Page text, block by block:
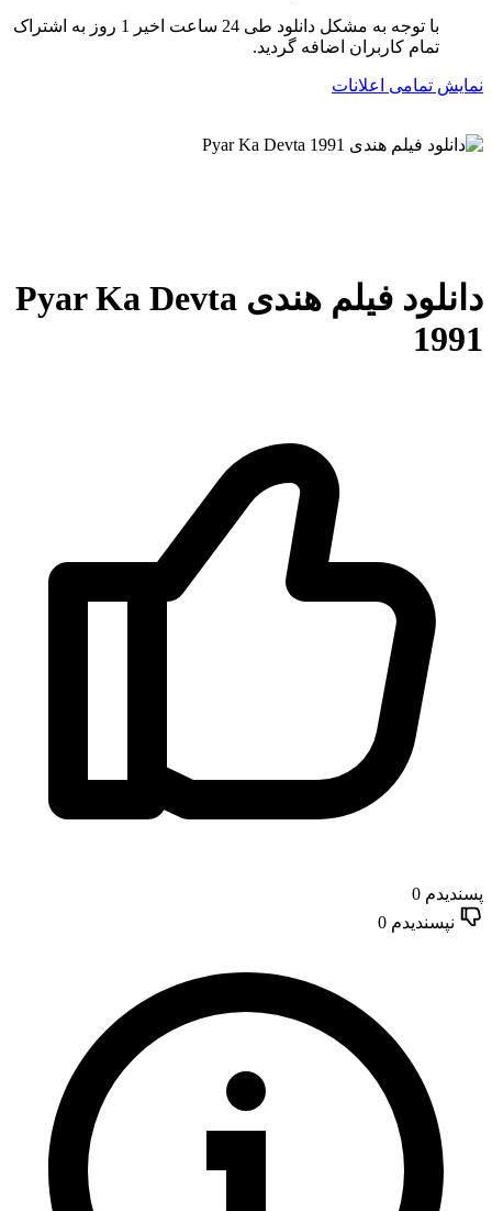
با توجه به مشکل دانلود طی 24 ساعت اخیر 1 روز به اشتراک
تمام کاربران اضافه گردید.
نمایش تمامی اعلانات
دانلود فیلم هندی Pyar Ka Devta
1991
پسندیدم 0
نپسندیدم 0